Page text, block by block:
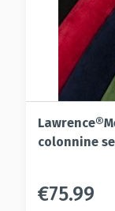
prodotto
colonnine
Questo
€75.99
Questo